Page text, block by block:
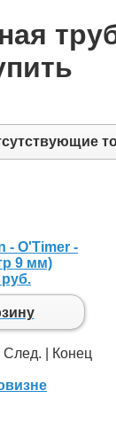
- O'Timer -
9 мм)
руб.
| След. | Конец